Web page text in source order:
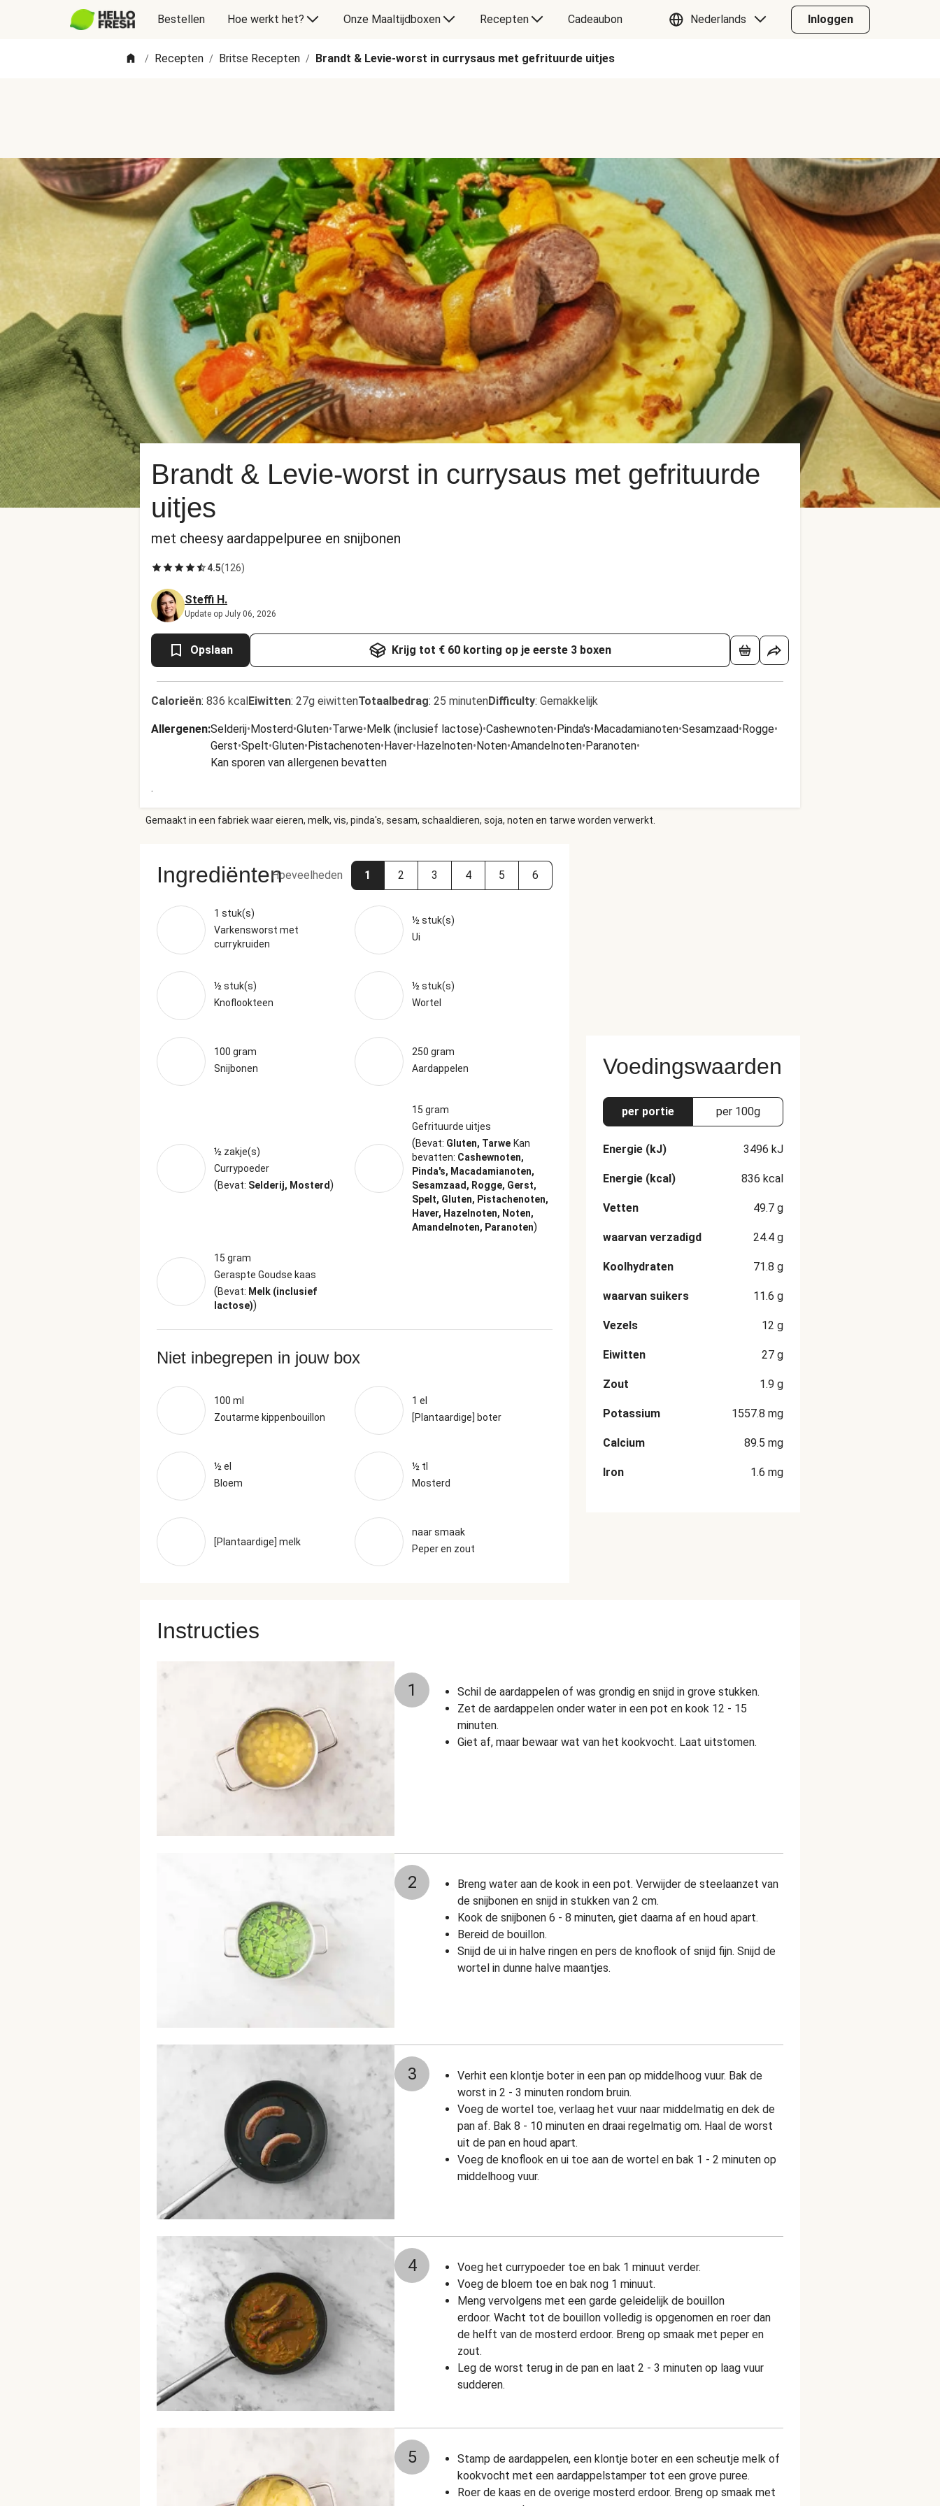
Bestellen Hoe werkt het? Onze Maaltijdboxen Recepten Cadeaubon Nederlands Inloggen
/ Recepten / Britse Recepten / Brandt & Levie-worst in currysaus met gefrituurde uitjes
Brandt & Levie-worst in currysaus met gefrituurde
uitjes
met cheesy aardappelpuree en snijbonen
4.5(126)
Steffi H.
Update op July 06, 2026
Opslaan Krijg tot € 60 korting op je eerste 3 boxen
Calorieën: 836 kcalEiwitten: 27g eiwittenTotaalbedrag: 25 minutenDifficulty: Gemakkelijk
Allergenen:Selderij•Mosterd•Gluten•Tarwe•Melk (inclusief lactose)•Cashewnoten•Pinda's•Macadamianoten•Sesamzaad•Rogge•
Gerst•Spelt•Gluten•Pistachenoten•Haver•Hazelnoten•Noten•Amandelnoten•Paranoten•
Kan sporen van allergenen bevatten
.
Gemaakt in een fabriek waar eieren, melk, vis, pinda's, sesam, schaaldieren, soja, noten en tarwe worden verwerkt.
IngrediëntenHoeveelheden 1 2 3 4 5 6
1 stuk(s)
Varkensworst met
currykruiden
½ stuk(s)
Ui
½ stuk(s)
Knoflookteen
½ stuk(s)
Wortel
100 gram
Snijbonen
250 gram
Aardappelen
½ zakje(s)
Currypoeder
(Bevat: Selderij, Mosterd)
15 gram
Gefrituurde uitjes
(Bevat: Gluten, Tarwe Kan
bevatten: Cashewnoten,
Pinda's, Macadamianoten,
Sesamzaad, Rogge, Gerst,
Spelt, Gluten, Pistachenoten,
Haver, Hazelnoten, Noten,
Amandelnoten, Paranoten)
15 gram
Geraspte Goudse kaas
(Bevat: Melk (inclusief
lactose))
Niet inbegrepen in jouw box
100 ml
Zoutarme kippenbouillon
1 el
[Plantaardige] boter
½ el
Bloem
½ tl
Mosterd
[Plantaardige] melk
naar smaak
Peper en zout
Voedingswaarden
per portie per 100g
Energie (kJ) 3496 kJ
Energie (kcal) 836 kcal
Vetten 49.7 g
waarvan verzadigd 24.4 g
Koolhydraten 71.8 g
waarvan suikers 11.6 g
Vezels 12 g
Eiwitten 27 g
Zout 1.9 g
Potassium 1557.8 mg
Calcium 89.5 mg
Iron 1.6 mg
Instructies
1
Schil de aardappelen of was grondig en snijd in grove stukken.
Zet de aardappelen onder water in een pot en kook 12 - 15
minuten.
Giet af, maar bewaar wat van het kookvocht. Laat uitstomen.
2
Breng water aan de kook in een pot. Verwijder de steelaanzet van
de snijbonen en snijd in stukken van 2 cm.
Kook de snijbonen 6 - 8 minuten, giet daarna af en houd apart.
Bereid de bouillon.
Snijd de ui in halve ringen en pers de knoflook of snijd fijn. Snijd de
wortel in dunne halve maantjes.
3
Verhit een klontje boter in een pan op middelhoog vuur. Bak de
worst in 2 - 3 minuten rondom bruin.
Voeg de wortel toe, verlaag het vuur naar middelmatig en dek de
pan af. Bak 8 - 10 minuten en draai regelmatig om. Haal de worst
uit de pan en houd apart.
Voeg de knoflook en ui toe aan de wortel en bak 1 - 2 minuten op
middelhoog vuur.
4
Voeg het currypoeder toe en bak 1 minuut verder.
Voeg de bloem toe en bak nog 1 minuut.
Meng vervolgens met een garde geleidelijk de bouillon
erdoor. Wacht tot de bouillon volledig is opgenomen en roer dan
de helft van de mosterd erdoor. Breng op smaak met peper en
zout.
Leg de worst terug in de pan en laat 2 - 3 minuten op laag vuur
sudderen.
5
Stamp de aardappelen, een klontje boter en een scheutje melk of
kookvocht met een aardappelstamper tot een grove puree.
Roer de kaas en de overige mosterd erdoor. Breng op smaak met